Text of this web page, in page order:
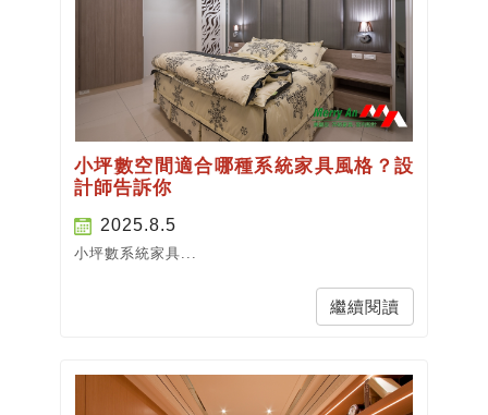
小坪數空間適合哪種系統家具風格？設
計師告訴你
2025.8.5
小坪數系統家具...
繼續閱讀